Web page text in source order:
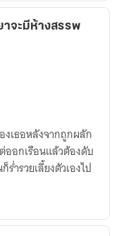
าจะมีห้างสรรพ
เธอหลังจากถูกผลัก
ออกเรือนแล้วต้องดับ
ำรวยเลี้ยงตัวเองไป